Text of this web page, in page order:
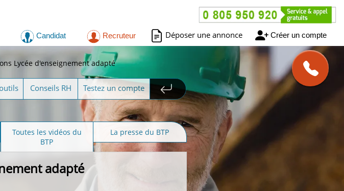
Candidat Recruteur Déposer une annonce Créer un compte
Lycée d'enseignement adapté
Conseils RH Testez un compte
Toutes les vidéos du
BTP
La presse du BTP
adapté